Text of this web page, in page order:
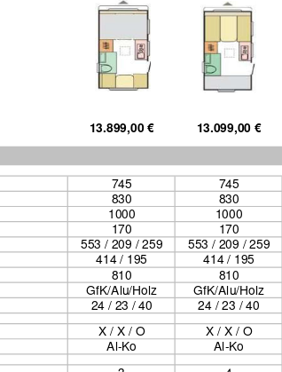
13.899,00 € 13.099,00 €
745
745
830
830
1000
1000
170
170
553 / 209 / 259
553 / 209 / 259
414 / 195
414 / 195
810
810
GfK/Alu/Holz GfK/Alu/Holz
24 / 23 / 40
24 / 23 / 40
X / X / O
X / X / O
Al-Ko
Al-Ko